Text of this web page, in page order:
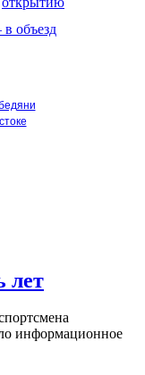
объезд
лет
информационное